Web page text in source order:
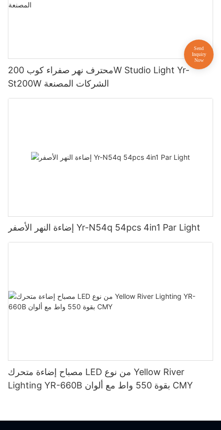
محترف نهر صفراء كوب 200W Studio Light Yr-
St200W الشركات المصنعة
إضاءة النهر الأصفر Yr-N54q 54pcs 4in1 Par Light
مصباح إضاءة متحرك LED من نوع Yellow River
Lighting YR-660B بقوة 550 واط مع ألوان CMY